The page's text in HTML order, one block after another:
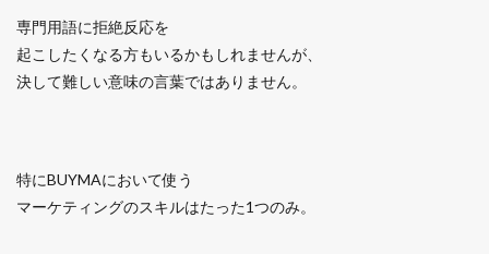
専門用語に拒絶反応を
起こしたくなる方もいるかもしれませんが、
決して難しい意味の言葉ではありません。
特にBUYMAにおいて使う
マーケティングのスキルはたった1つのみ。